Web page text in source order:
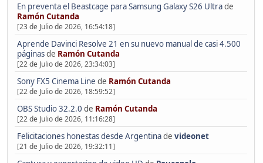
En preventa el Beastcage para Samsung Galaxy S26 Ultrade
Ramón Cutanda
[23 de Julio de 2026, 16:54:18]
Aprende Davinci Resolve 21 en su nuevo manual de casi 4.500
páginasde Ramón Cutanda
[22 de Julio de 2026, 23:34:03]
Sony FX5 Cinema Line de Ramón Cutanda
[22 de Julio de 2026, 18:59:52]
OBS Studio 32.2.0 de Ramón Cutanda
[22 de Julio de 2026, 11:16:28]
Felicitaciones honestas desde Argentinade videonet
[21 de Julio de 2026, 19:32:11]